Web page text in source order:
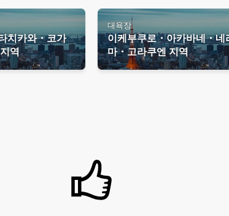
치카와・코가
역
대욕장
이케부쿠로・아카바네・네
마・고라쿠엔 지역